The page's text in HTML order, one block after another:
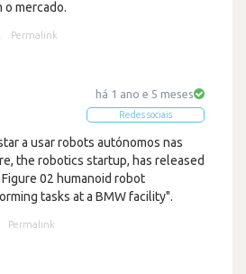
o mercado.
Permalink
há 1 ano e 5 meses
Redes sociais
a usar robots autónomos nas
the robotics startup, has released
02 humanoid robot
tasks at a BMW facility".
Permalink